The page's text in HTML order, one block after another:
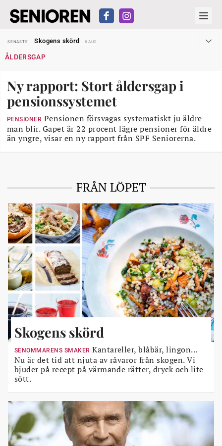
SENASTE
Skogens skörd
8 AUG
SENASTE
Reform för äldre kan bli slag i luften
SENASTE
Snart kan telefonförsäljning förbjudas i Sverige
29 JUL
SENASTE
Hyror rusar ifrån äldres bostadstillägg
28 JUL
SENASTE
Skogens skörd 8 AUG
ÅLDERSGAP
Ny rapport: Stort åldersgap i
pensionssystemet
PENSIONER Pensionen försvagas systematiskt ju äldre
man blir. Gapet är 22 procent lägre pensioner för äldre
än yngre, visar en ny rapport från SPF Seniorerna.
FRÅN LÖPET
Skogens skörd
SENOMMARENS SMAKER Kantareller, blåbär, lingon...
Nu är det tid att njuta av råvaror från skogen. Vi
bjuder på recept på värmande rätter, dryck och lite
sött.